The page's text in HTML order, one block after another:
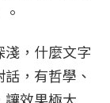
淺，什麼文字
，有哲學、